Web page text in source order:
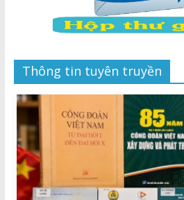
Thông tin tuyên truyền